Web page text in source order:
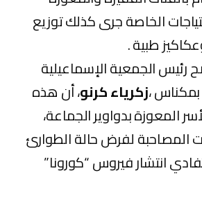
الخاصة جرى كذلك توزيع
طبية .
رئيس الجمعية الإسماعيلية
،زكرياء كرنو، أن هذه
المعوزة بدواوير الجماعة،
المصاحبة لفرض حالة الطوارئ
انتشار فيروس “كورونا”